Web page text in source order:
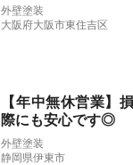
外壁塗装
大阪府大阪市東住吉区
【年中無休営業】
際にも安心です◎
外壁塗装
静岡県伊東市